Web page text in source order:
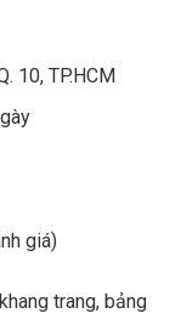
10, TP.HCM
giá)
trang, bảng